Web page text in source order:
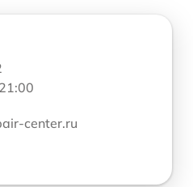
center.ru